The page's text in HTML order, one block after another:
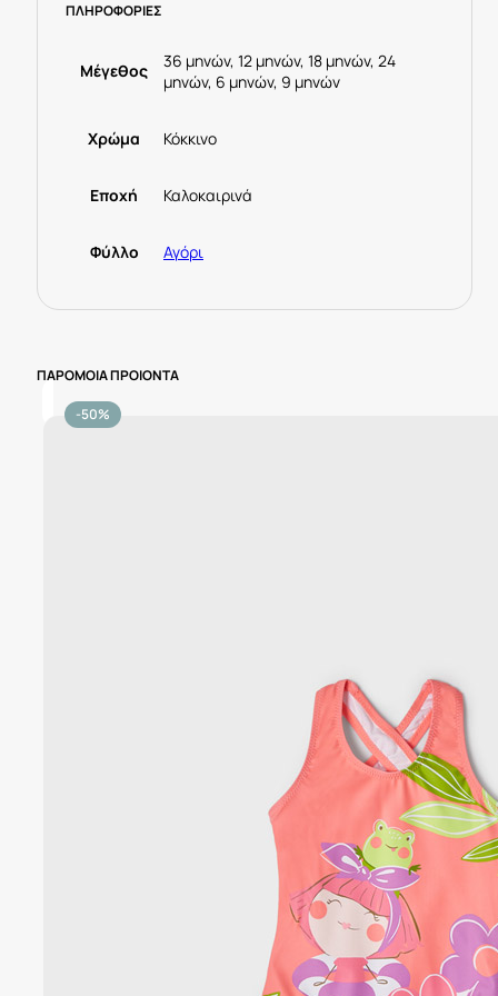
010
ποσότητα
ΠΛΗΡΟΦΟΡΙΕΣ
Μέγεθος
36 μηνών, 12 μηνών, 18 μηνών, 24
μηνών, 6 μηνών, 9 μηνών
Χρώμα Κόκκινο
Εποχή Καλοκαιρινά
Φύλλο Αγόρι
ΠΑΡΟΜΟΙΑ ΠΡΟΙΟΝΤΑ
-50%